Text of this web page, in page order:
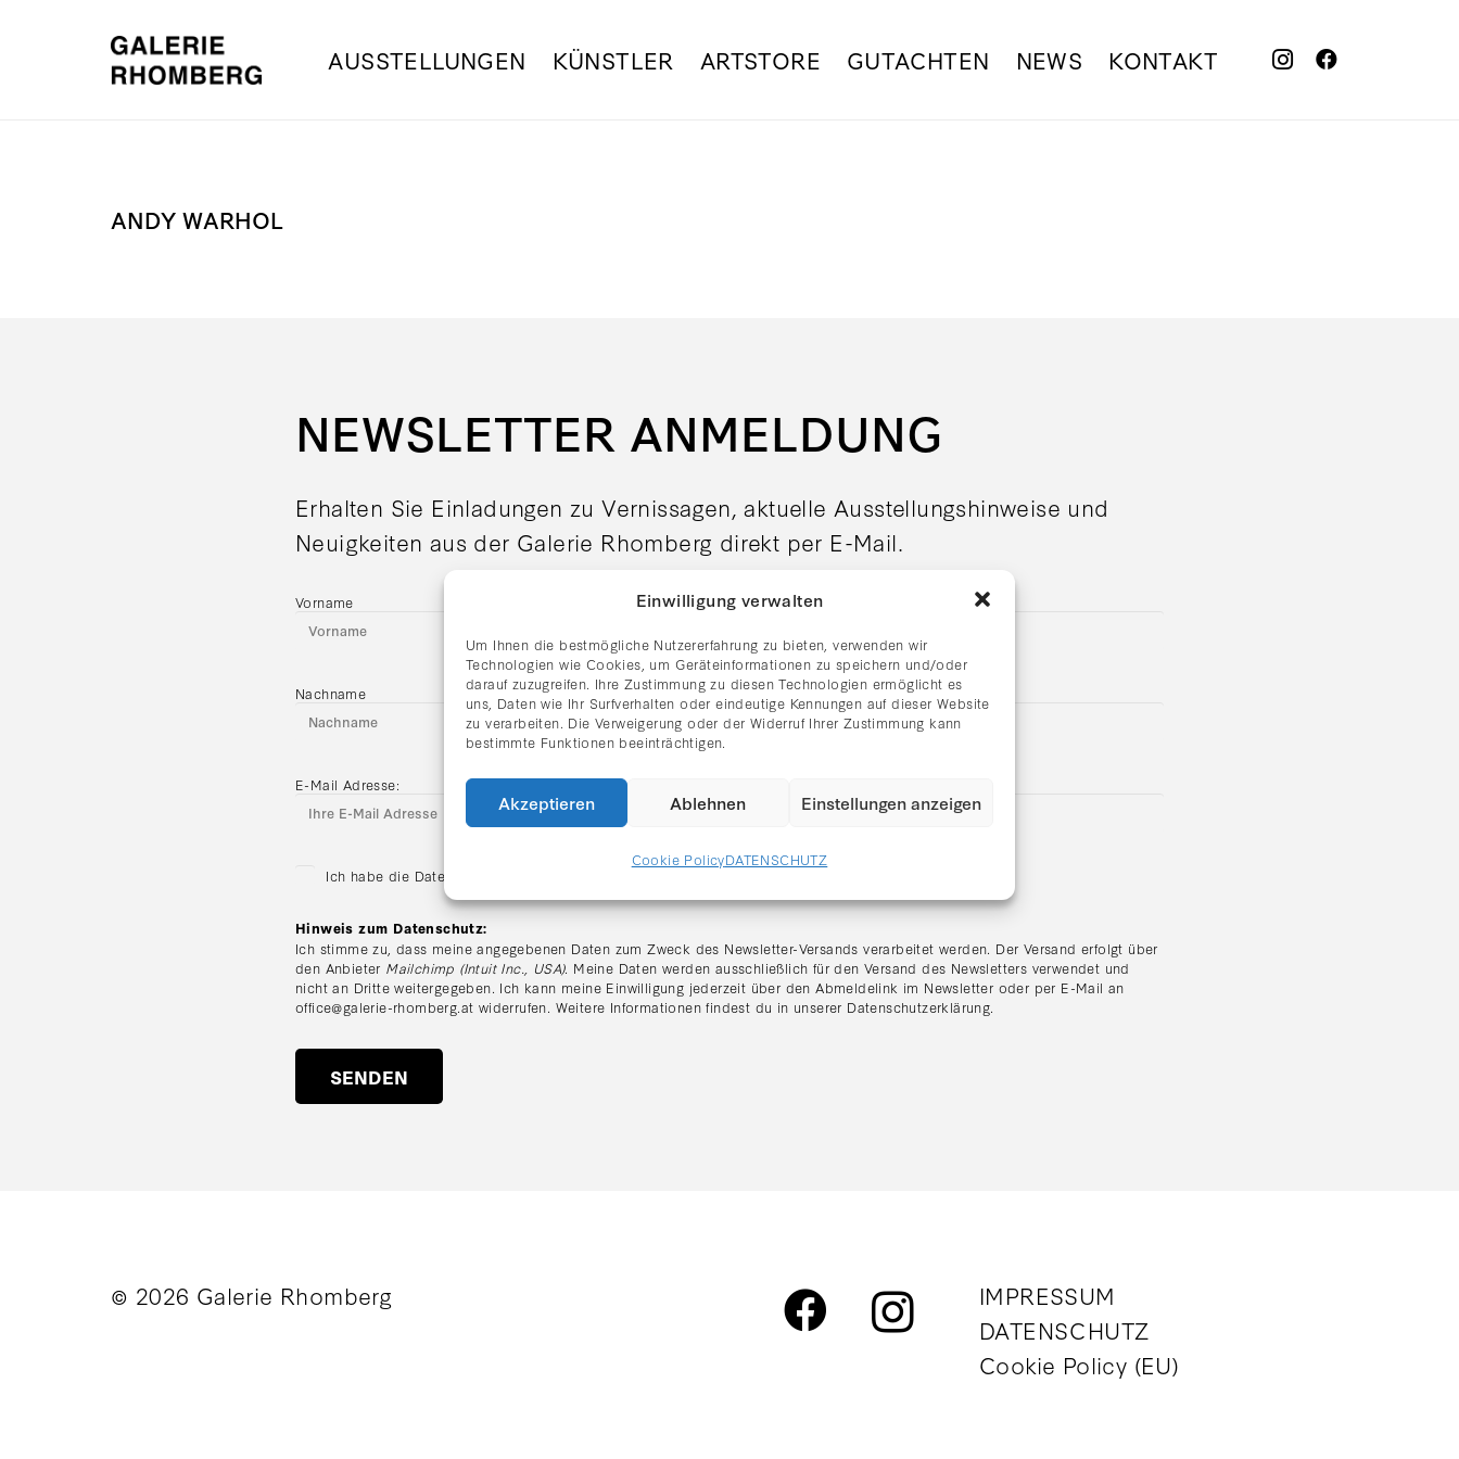
Einwilligung verwalten
Um Ihnen die bestmögliche Nutzererfahrung zu bieten, verwenden wir
Technologien wie Cookies, um Geräteinformationen zu speichern und/oder
darauf zuzugreifen. Ihre Zustimmung zu diesen Technologien ermöglicht es
uns, Daten wie Ihr Surfverhalten oder eindeutige Kennungen auf dieser Website
zu verarbeiten. Die Verweigerung oder der Widerruf Ihrer Zustimmung kann
bestimmte Funktionen beeinträchtigen.
Akzeptieren Ablehnen Einstellungen anzeigen
Cookie PolicyDATENSCHUTZ
AUSSTELLUNGEN KÜNSTLER ARTSTORE GUTACHTEN NEWS KONTAKT
ANDY WARHOL
NEWSLETTER ANMELDUNG
Erhalten Sie Einladungen zu Vernissagen, aktuelle Ausstellungshinweise und
Neuigkeiten aus der Galerie Rhomberg direkt per E-Mail.
Vorname
Nachname
E-Mail Adresse:
Ich habe die Datenschutzerklärung gelesen und stimme dem Erhalt des Newsletters zu.
Hinweis zum Datenschutz:
Ich stimme zu, dass meine angegebenen Daten zum Zweck des Newsletter-Versands verarbeitet werden. Der Versand erfolgt über
den Anbieter Mailchimp (Intuit Inc., USA). Meine Daten werden ausschließlich für den Versand des Newsletters verwendet und
nicht an Dritte weitergegeben. Ich kann meine Einwilligung jederzeit über den Abmeldelink im Newsletter oder per E-Mail an
office@galerie-rhomberg.at widerrufen. Weitere Informationen findest du in unserer Datenschutzerklärung.
© 2026 Galerie Rhomberg
IMPRESSUM
DATENSCHUTZ
Cookie Policy (EU)